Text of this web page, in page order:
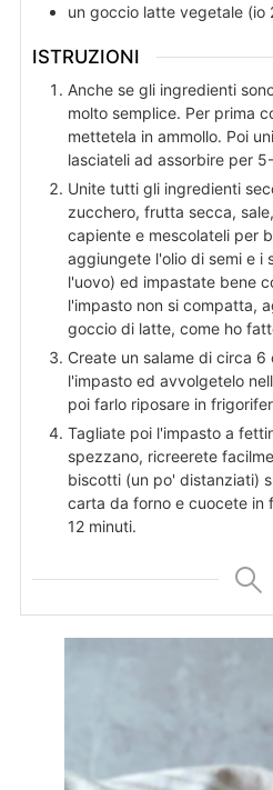
un goccio latte vegetale (io
ISTRUZIONI
Anche se gli ingredienti
molto semplice. Per prima
mettetela in ammollo. Poi
lasciateli ad assorbire per
Unite tutti gli ingredienti
zucchero, frutta secca,
capiente e mescolateli per
aggiungete l'olio di semi e i
l'uovo) ed impastate bene
l'impasto non si compatta,
goccio di latte, come ho
Create un salame di circa
l'impasto ed avvolgetelo
poi farlo riposare in
Tagliate poi l'impasto a
spezzano, ricreerete
biscotti (un po' distanziati)
carta da forno e cuocete in
12 minuti.